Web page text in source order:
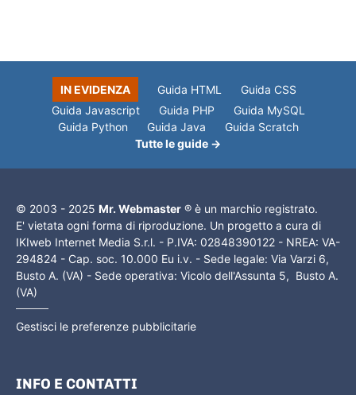
IN EVIDENZA Guida HTML
Guida CSS
Guida Javascript
Guida PHP
Guida MySQL
Guida Python
Guida Java
Guida Scratch
Tutte le guide →
© 2003 - 2025 Mr. Webmaster ® è un marchio registrato.
E' vietata ogni forma di riproduzione. Un progetto a cura di
IKIweb Internet Media S.r.l. - P.IVA: 02848390122 - NREA: VA-
294824 - Cap. soc. 10.000 Eu i.v. - Sede legale: Via Varzi 6,
Busto A. (VA) - Sede operativa: Vicolo dell'Assunta 5, Busto A.
(VA)
Gestisci le preferenze pubblicitarie
INFO E CONTATTI